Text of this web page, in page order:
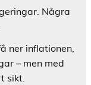
Några
ner inflationen,
– men med
sikt.